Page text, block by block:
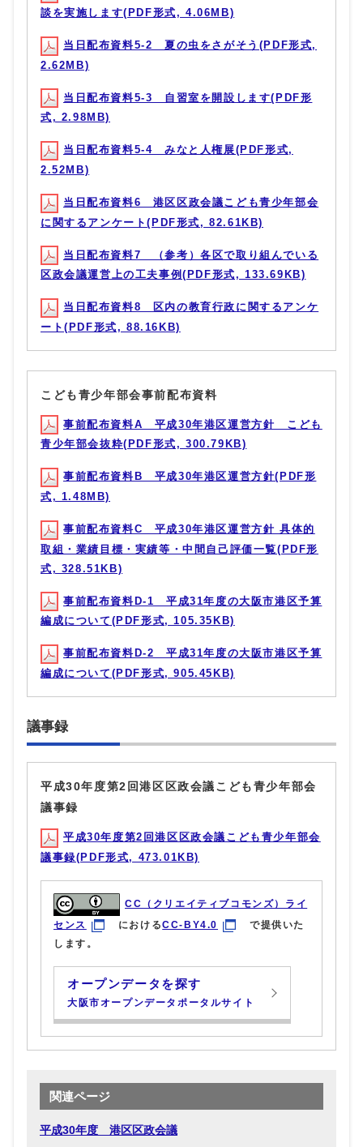
談を実施します(PDF形式, 4.06MB)
当日配布資料5‐2 夏の虫をさがそう(PDF形式,
2.62MB)
当日配布資料5‐3 自習室を開設します(PDF形
式, 2.98MB)
当日配布資料5‐4 みなと人権展(PDF形式,
2.52MB)
当日配布資料6 港区区政会議こども青少年部会
に関するアンケート(PDF形式, 82.61KB)
当日配布資料7 （参考）各区で取り組んでいる
区政会議運営上の工夫事例(PDF形式, 133.69KB)
当日配布資料8 区内の教育行政に関するアンケ
ート(PDF形式, 88.16KB)
こども青少年部会事前配布資料
事前配布資料A 平成30年港区運営方針 こども
青少年部会抜粋(PDF形式, 300.79KB)
事前配布資料B 平成30年港区運営方針(PDF形
式, 1.48MB)
事前配布資料C 平成30年港区運営方針 具体的
取組・業績目標・実績等・中間自己評価一覧(PDF形
式, 328.51KB)
事前配布資料D-1 平成31年度の大阪市港区予算
編成について(PDF形式, 105.35KB)
事前配布資料D-2 平成31年度の大阪市港区予算
編成について(PDF形式, 905.45KB)
議事録
平成30年度第2回港区区政会議こども青少年部会
議事録
平成30年度第2回港区区政会議こども青少年部会
議事録(PDF形式, 473.01KB)
CC（クリエイティブコモンズ）ライ
センス
におけるCC-BY4.0
で提供いた
します。
オープンデータを探す
大阪市オープンデータポータルサイト
関連ページ
平成30年度 港区区政会議